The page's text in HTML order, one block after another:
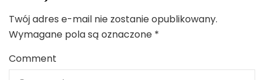
Twój adres e-mail nie zostanie opublikowany.
Wymagane pola są oznaczone *
Comment